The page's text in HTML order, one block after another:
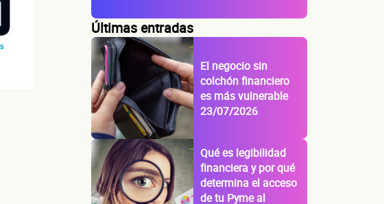
Últimas entradas
El negocio sin
colchón financiero
es más vulnerable
23/07/2026
Qué es legibilidad
financiera y por qué
determina el acceso
de tu Pyme al